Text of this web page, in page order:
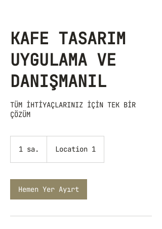
KAFE TASARIM
UYGULAMA VE
DANIŞMANIL
TÜM İHTİYAÇLARINIZ İÇİN TEK BİR
ÇÖZÜM
1 sa. Location 1
Hemen Yer Ayırt